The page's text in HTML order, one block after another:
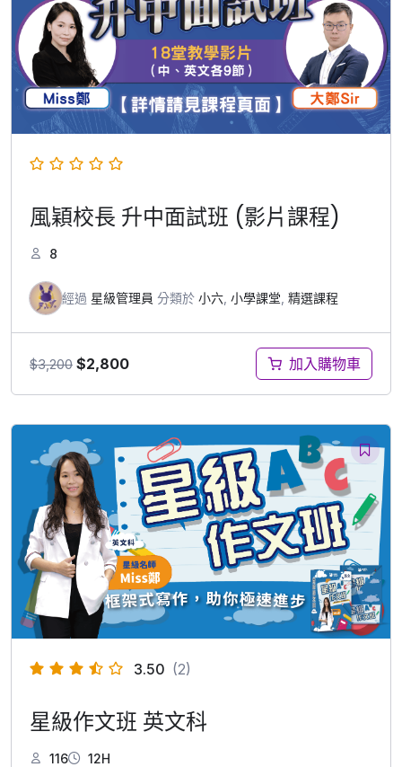
風穎校長 升中面試班 (影片課程)
8
經過 星級管理員 分類於 小六 小學課堂 精選課程
$3,200 $2,800 加入購物車
3.50 (2)
星級作文班 英文科
116 12H